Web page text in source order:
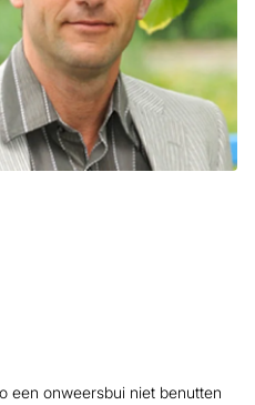
een onweersbui niet benutten